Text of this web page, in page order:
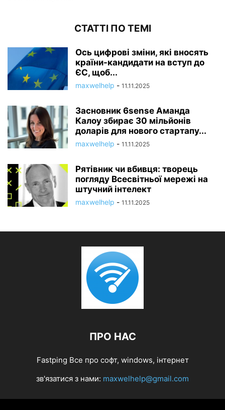
СТАТТІ ПО ТЕМІ
Ось цифрові зміни, які вносять
країни-кандидати на вступ до
ЄС, щоб...
maxwelhelp - 11.11.2025
Засновник 6sense Аманда
Калоу збирає 30 мільйонів
доларів для нового стартапу...
maxwelhelp - 11.11.2025
Рятівник чи вбивця: творець
погляду Всесвітньої мережі на
штучний інтелект
maxwelhelp - 11.11.2025
ПРО НАС
Fastping Все про софт, windows, інтернет
зв'язатися з нами: maxwelhelp@gmail.com